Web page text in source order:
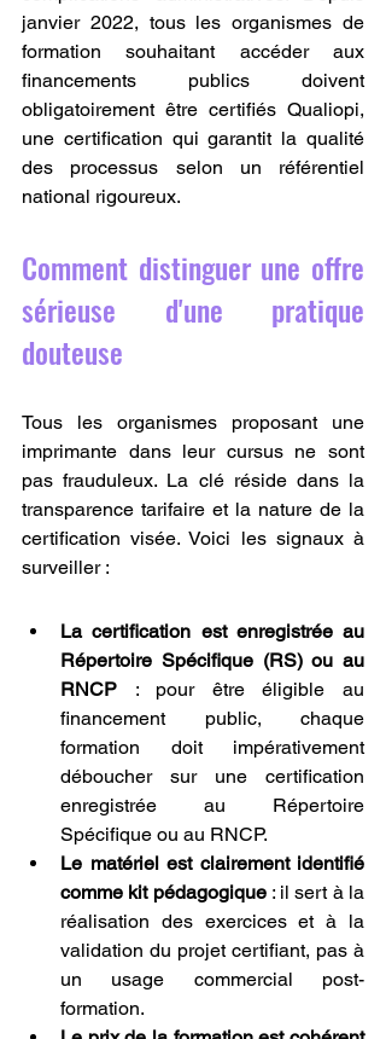
janvier 2022, tous les organismes de
formation souhaitant accéder aux
financements publics doivent
obligatoirement être certifiés Qualiopi,
une certification qui garantit la qualité
des processus selon un référentiel
national rigoureux.
Comment distinguer une offre
sérieuse d'une pratique
douteuse
Tous les organismes proposant une
imprimante dans leur cursus ne sont
pas frauduleux. La clé réside dans la
transparence tarifaire et la nature de la
certification visée. Voici les signaux à
surveiller :
La certification est enregistrée au
Répertoire Spécifique (RS) ou au
RNCP : pour être éligible au
financement public, chaque
formation doit impérativement
déboucher sur une certification
enregistrée au Répertoire
Spécifique ou au RNCP.
Le matériel est clairement identifié
comme kit pédagogique : il sert à la
réalisation des exercices et à la
validation du projet certifiant, pas à
un usage commercial post-
formation.